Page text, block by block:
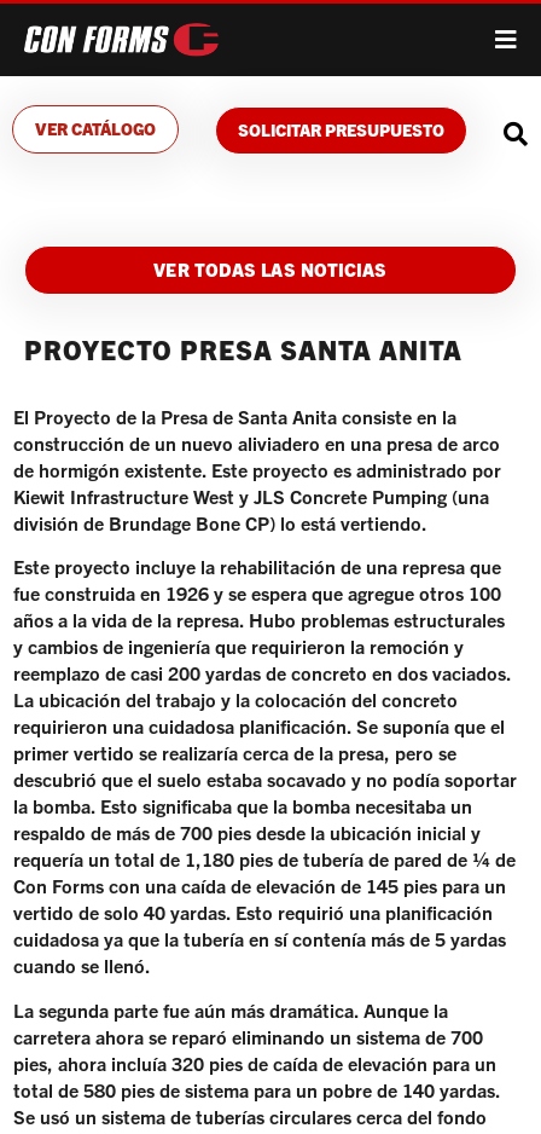
VER CATÁLOGO SOLICITAR PRESUPUESTO
VER TODAS LAS NOTICIAS
PROYECTO PRESA SANTA ANITA
El Proyecto de la Presa de Santa Anita consiste en la
construcción de un nuevo aliviadero en una presa de arco
de hormigón existente. Este proyecto es administrado por
Kiewit Infrastructure West y JLS Concrete Pumping (una
división de Brundage Bone CP) lo está vertiendo.
Este proyecto incluye la rehabilitación de una represa que
fue construida en 1926 y se espera que agregue otros 100
años a la vida de la represa. Hubo problemas estructurales
y cambios de ingeniería que requirieron la remoción y
reemplazo de casi 200 yardas de concreto en dos vaciados.
La ubicación del trabajo y la colocación del concreto
requirieron una cuidadosa planificación. Se suponía que el
primer vertido se realizaría cerca de la presa, pero se
descubrió que el suelo estaba socavado y no podía soportar
la bomba. Esto significaba que la bomba necesitaba un
respaldo de más de 700 pies desde la ubicación inicial y
requería un total de 1,180 pies de tubería de pared de ¼ de
Con Forms con una caída de elevación de 145 pies para un
vertido de solo 40 yardas. Esto requirió una planificación
cuidadosa ya que la tubería en sí contenía más de 5 yardas
cuando se llenó.
La segunda parte fue aún más dramática. Aunque la
carretera ahora se reparó eliminando un sistema de 700
pies, ahora incluía 320 pies de caída de elevación para un
total de 580 pies de sistema para un pobre de 140 yardas.
Se usó un sistema de tuberías circulares cerca del fondo